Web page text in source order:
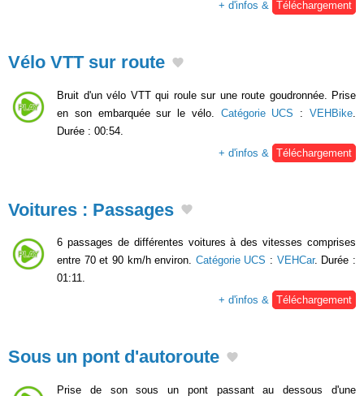
+ d'infos & Téléchargement
Vélo VTT sur route
Bruit d'un vélo VTT qui roule sur une route goudronnée. Prise
en son embarquée sur le vélo. Catégorie UCS :VEHBike
Durée : 00:54.
+ d'infos &
Téléchargement
Voitures : Passages
6 passages de différentes voitures à des vitesses comprises
entre 70 et 90 km/h environ. Catégorie UCS : VEHCar. Durée :
01:11.
+ d'infos & Téléchargement
Sous un pont d'autoroute
Prise de son sous un pont passant au dessous d'une